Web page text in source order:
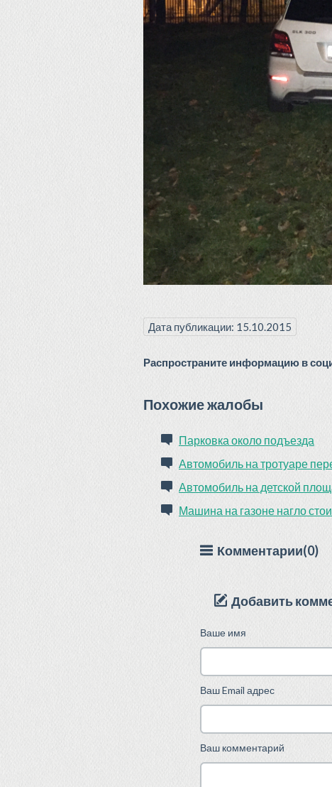
Дата публикации: 15.10.2015
Распространите информацию в
Похожие жалобы
Парковка около подъезда
Автомобиль на тротуаре
Автомобиль на детской
Машина на газоне нагло
Комментарии(0)
Добавить
Ваше имя
Ваш Email адрес
Ваш комментарий